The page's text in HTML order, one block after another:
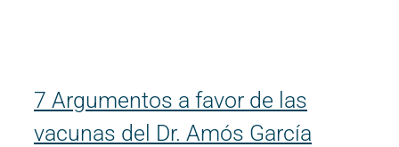
7 Argumentos a favor de las
vacunas del Dr. Amós García